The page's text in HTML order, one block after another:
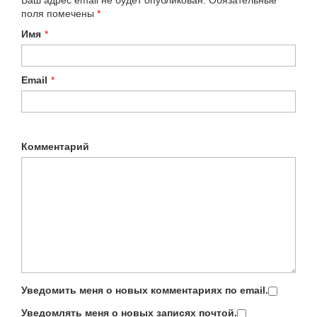
поля помечены *
Имя *
Email *
Комментарий
Уведомить меня о новых комментариях по email.
Уведомлять меня о новых записях почтой.